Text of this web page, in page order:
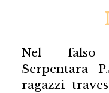
Nel falso
Serpentara
ragazzi